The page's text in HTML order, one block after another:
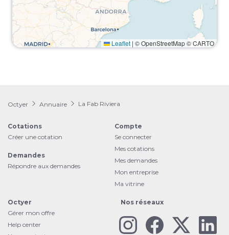
Leaflet | © OpenStreetMap © CARTO
Octyer Annuaire La Fab Riviera
Cotations
Créer une cotation
Demandes
Répondre aux demandes
Compte
Se connecter
Mes cotations
Mes demandes
Mon entreprise
Ma vitrine
Octyer
Gérer mon offre
Help center
Nos réseaux